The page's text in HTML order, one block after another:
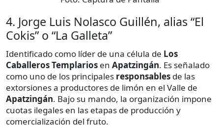
4. Jorge Luis Nolasco Guillén, alias “El
Cokis” o “La Galleta”
Identificado como líder de una célula de Los
Caballeros Templarios en Apatzingán. Es señalado
como uno de los principales responsables de las
extorsiones a productores de limón en el Valle de
Apatzingán. Bajo su mando, la organización impone
cuotas ilegales en las etapas de producción y
comercialización del fruto.